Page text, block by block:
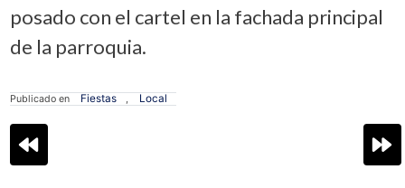
posado con el cartel en la fachada principal
de la parroquia.
Publicado en Fiestas , Local
Navegación
de